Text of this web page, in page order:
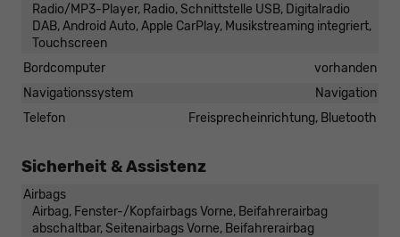
Radio/MP3-Player, Radio, Schnittstelle USB, Digitalradio
DAB, Android Auto, Apple CarPlay, Musikstreaming integriert,
Touchscreen
Bordcomputer
vorhanden
Navigationssystem
Navigation
Telefon
Freisprecheinrichtung, Bluetooth
Sicherheit & Assistenz
Airbags
Airbag, Fenster-/Kopfairbags Vorne, Beifahrerairbag
abschaltbar, Seitenairbags Vorne, Beifahrerairbag